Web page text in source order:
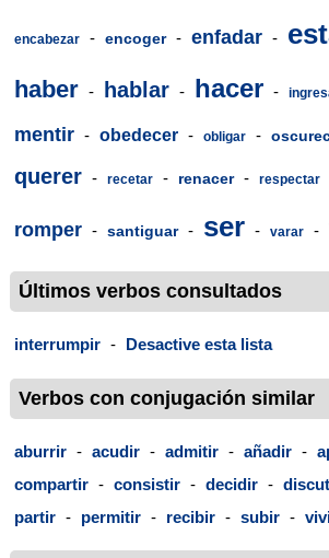
encabezar - encoger - enfadar -
haber - hablar - hacer -
mentir - obedecer - obligar -
querer - recetar - renacer - respectar
romper - santiguar - ser - varar -
Últimos verbos consultados
interrumpir - Desactive esta lista
Verbos con conjugación similar
aburrir - acudir - admitir - añadir -
compartir - consistir - decidir -
partir - permitir - recibir - subir -